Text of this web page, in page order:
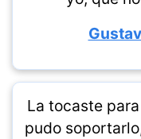
La tocaste
pudo